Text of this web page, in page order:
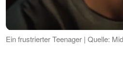
Ein frustrierter Teenager | Quelle: